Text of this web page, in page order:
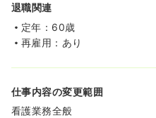
退職関連
定年：60歳
再雇用：あり
仕事内容の変更範囲
看護業務全般